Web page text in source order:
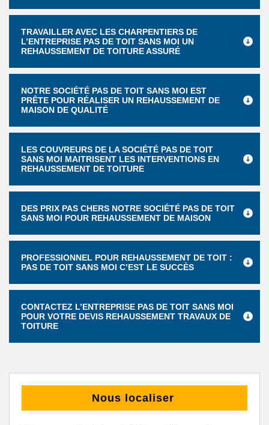
TRAVAILLER AVEC LES CHARPENTIERS DE
L’ENTREPRISE PAS DE TOIT SANS MOI UN
REHAUSSEMENT DE TOITURE ASSURÉ
NOTRE SOCIÉTÉ PAS DE TOIT SANS MOI EST
PRÊTE POUR RÉALISER UN REHAUSSEMENT DE
MAISON DE QUALITÉ
LES COUVREURS DE LA SOCIÉTÉ PAS DE TOIT
SANS MOI MAITRISENT LES INTERVENTIONS EN
REHAUSSEMENT DE TOITURE
DES PRIX PAS CHERS NOTRE SOCIÉTÉ PAS DE TOIT
SANS MOI POUR REHAUSSEMENT DE MAISON
PROFESSIONNEL POUR REHAUSSEMENT DE TOIT :
PAS DE TOIT SANS MOI C’EST LE SUCCÈS
CONTACTEZ L’ENTREPRISE PAS DE TOIT SANS MOI
POUR VOTRE DEVIS REHAUSSEMENT TRAVAUX DE
TOITURE
Nous localiser